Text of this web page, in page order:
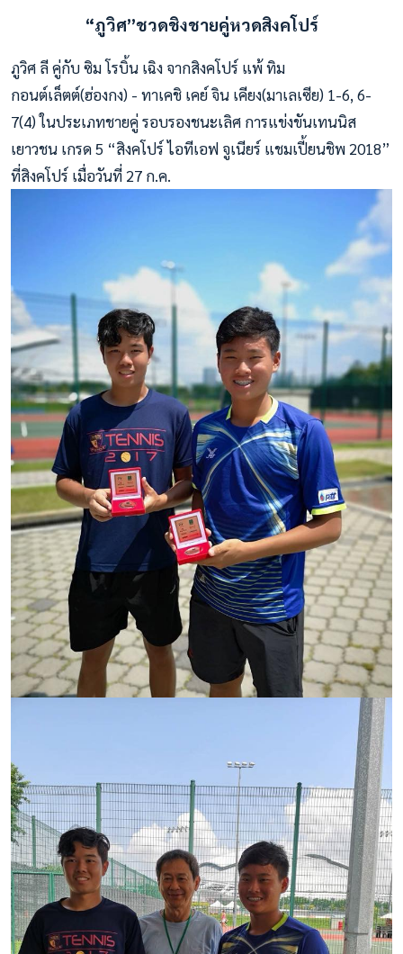
“ภูวิศ”ชวดชิงชายคู่หวดสิงคโปร์
ภูวิศ ลี คู่กับ ซิม โรบิ้น เฉิง จากสิงคโปร์ แพ้ ทิม
กอนต์เล็ตต์(ฮ่องกง) - ทาเคชิ เคย์ จิน เคียง(มาเลเซีย) 1-6, 6-
7(4) ในประเภทชายคู่ รอบรองชนะเลิศ การแข่งขันเทนนิส
เยาวชน เกรด 5 “สิงคโปร์ ไอทีเอฟ จูเนียร์ แชมเปี้ยนชิพ 2018”
ที่สิงคโปร์ เมื่อวันที่ 27 ก.ค.